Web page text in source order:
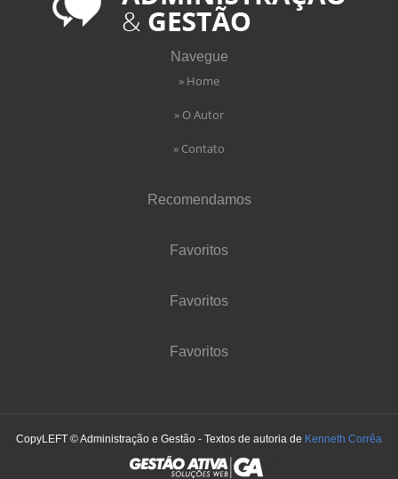
Navegue
» Home
» O Autor
» Contato
Recomendamos
Favoritos
Favoritos
Favoritos
CopyLEFT © Administração e Gestão - Textos de autoria de Kenneth Corrêa